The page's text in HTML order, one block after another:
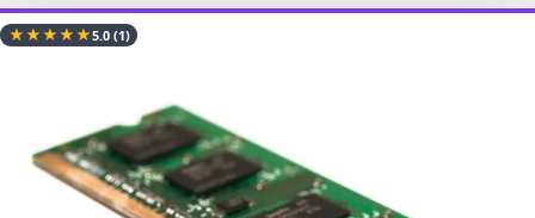
★★★★★5.0(1)